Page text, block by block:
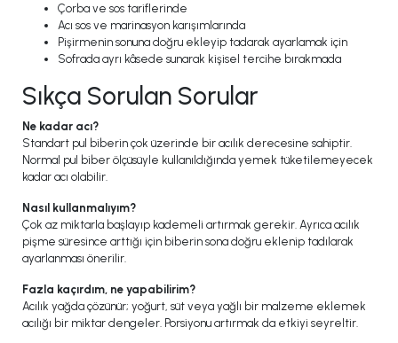
Çorba ve sos tariflerinde
Acı sos ve marinasyon karışımlarında
Pişirmenin sonuna doğru ekleyip tadarak ayarlamak için
Sofrada ayrı kâsede sunarak kişisel tercihe bırakmada
Sıkça Sorulan Sorular
Ne kadar acı?
Standart pul biberin çok üzerinde bir acılık derecesine sahiptir.
Normal pul biber ölçüsüyle kullanıldığında yemek tüketilemeyecek
kadar acı olabilir.
Nasıl kullanmalıyım?
Çok az miktarla başlayıp kademeli artırmak gerekir. Ayrıca acılık
pişme süresince arttığı için biberin sona doğru eklenip tadılarak
ayarlanması önerilir.
Fazla kaçırdım, ne yapabilirim?
Acılık yağda çözünür; yoğurt, süt veya yağlı bir malzeme eklemek
acılığı bir miktar dengeler. Porsiyonu artırmak da etkiyi seyreltir.